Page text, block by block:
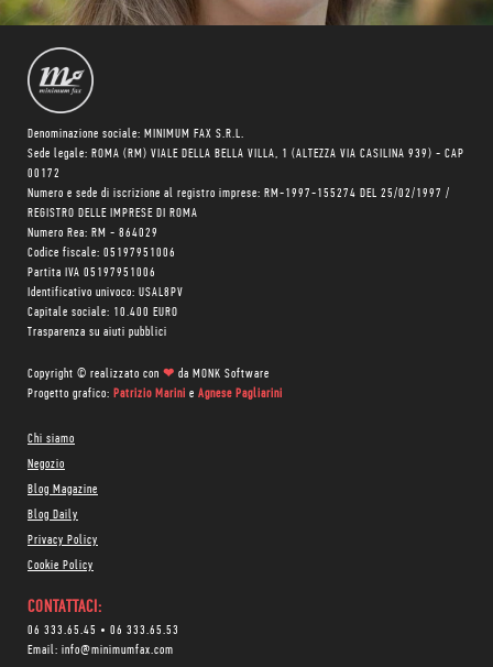
Denominazione sociale: MINIMUM FAX S.R.L.
Sede legale: ROMA (RM) VIALE DELLA BELLA VILLA, 1 (ALTEZZA VIA CASILINA 939) - CAP
00172
Numero e sede di iscrizione al registro imprese: RM-1997-155274 DEL 25/02/1997 /
REGISTRO DELLE IMPRESE DI ROMA
Numero Rea: RM - 864029
Codice fiscale: 05197951006
Partita IVA 05197951006
Identificativo univoco: USAL8PV
Capitale sociale: 10.400 EURO
Trasparenza su aiuti pubblici
Copyright © realizzato con ❤ da MONK Software
Progetto grafico: Patrizio Marini e Agnese Pagliarini
Chi siamo
Negozio
Blog Magazine
Blog Daily
Privacy Policy
Cookie Policy
CONTATTACI:
06 333.65.45 • 06 333.65.53
Email: info@minimumfax.com